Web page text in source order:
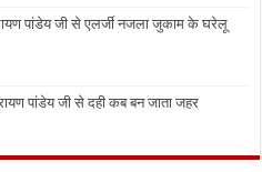
पांडेय जी से एलर्जी नजला जुकाम के घरेलू
पांडेय जी से दही कब बन जाता जहर